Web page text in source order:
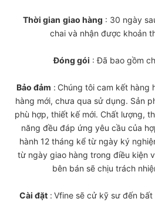
Thời gian giao hàng : 30 ngày
chai và nhận được khoản
Đóng gói : Đã bao gồm
Bảo đảm : Chúng tôi cam kết hàng
hàng mới, chưa qua sử dụng. Sản
phù hợp, thiết kế mới. Chất lượng,
năng đều đáp ứng yêu cầu của
hành 12 tháng kể từ ngày ký
từ ngày giao hàng trong điều kiện
bên bán sẽ chịu trách
Cài đặt: Vfine sẽ cử kỹ sư đến